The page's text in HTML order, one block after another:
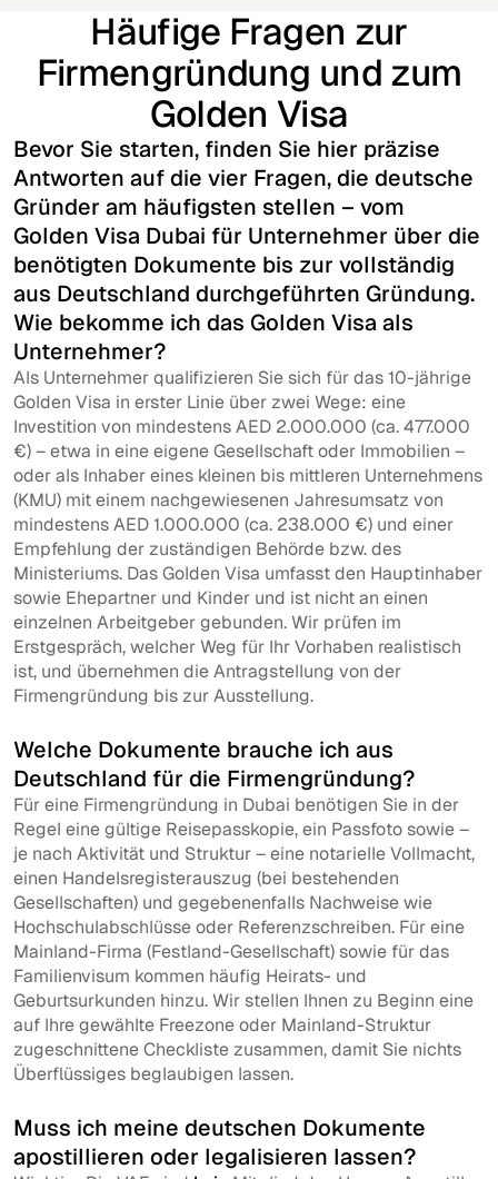
Häufige Fragen zur
Firmengründung und zum
Golden Visa
Bevor Sie starten, finden Sie hier präzise
Antworten auf die vier Fragen, die deutsche
Gründer am häufigsten stellen – vom
Golden Visa Dubai für Unternehmer über die
benötigten Dokumente bis zur vollständig
aus Deutschland durchgeführten Gründung.
Wie bekomme ich das Golden Visa als
Unternehmer?
Als Unternehmer qualifizieren Sie sich für das 10-jährige
Golden Visa in erster Linie über zwei Wege: eine
Investition von mindestens AED 2.000.000 (ca. 477.000
€) – etwa in eine eigene Gesellschaft oder Immobilien –
oder als Inhaber eines kleinen bis mittleren Unternehmens
(KMU) mit einem nachgewiesenen Jahresumsatz von
mindestens AED 1.000.000 (ca. 238.000 €) und einer
Empfehlung der zuständigen Behörde bzw. des
Ministeriums. Das Golden Visa umfasst den Hauptinhaber
sowie Ehepartner und Kinder und ist nicht an einen
einzelnen Arbeitgeber gebunden. Wir prüfen im
Erstgespräch, welcher Weg für Ihr Vorhaben realistisch
ist, und übernehmen die Antragstellung von der
Firmengründung bis zur Ausstellung.
Welche Dokumente brauche ich aus
Deutschland für die Firmengründung?
Für eine Firmengründung in Dubai benötigen Sie in der
Regel eine gültige Reisepasskopie, ein Passfoto sowie –
je nach Aktivität und Struktur – eine notarielle Vollmacht,
einen Handelsregisterauszug (bei bestehenden
Gesellschaften) und gegebenenfalls Nachweise wie
Hochschulabschlüsse oder Referenzschreiben. Für eine
Mainland-Firma (Festland-Gesellschaft) sowie für das
Familienvisum kommen häufig Heirats- und
Geburtsurkunden hinzu. Wir stellen Ihnen zu Beginn eine
auf Ihre gewählte Freezone oder Mainland-Struktur
zugeschnittene Checkliste zusammen, damit Sie nichts
Überflüssiges beglaubigen lassen.
Muss ich meine deutschen Dokumente
apostillieren oder legalisieren lassen?